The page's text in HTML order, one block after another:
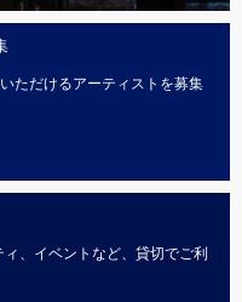
ただけるアーティストを募集
、イベントなど、貸切でご利